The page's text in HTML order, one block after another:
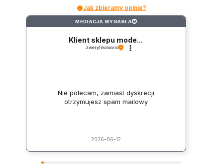
Jak zbieramy opinie?
MEDIACJA WYGASŁA ?
Klient sklepu mode...
zweryfikowano
Nie polecam, zamiast dyskrecji
otrzymujesz spam mailowy
2026-06-12